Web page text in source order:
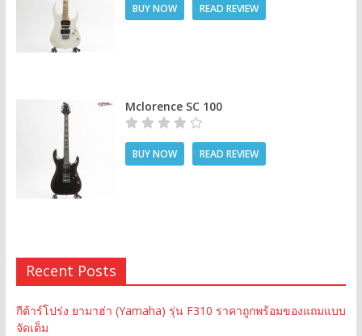
BUY NOW READ REVIEW
Mclorence SC 100
BUY NOW READ REVIEW
Recent Posts
กีต้าร์โปร่ง ยามาฮ่า (Yamaha) รุ่น F310 ราคาถูกพร้อมของแถมแบบ
จัดเต็ม